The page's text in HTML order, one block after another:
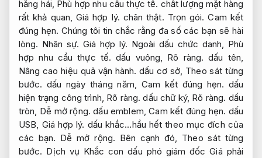
hăng hái, Phù hợp nhu cầu thực tế. chất lượng mặt hàng
rất khả quan,Giá hợp lý. chân thật. Trọn gói. Cam kết
đúng hẹn. Chúng tôi tin chắc rằng đa số các bạn sẽ hài
lòng. Nhân sự. Giá hợp lý. Ngoài dấu chức danh, Phù
hợp nhu cầu thực tế. dấu vuông, Rõ ràng. dấu tên,
Nâng cao hiệu quả vận hành. dấu cơ sở, Theo sát từng
bước. dấu ngày tháng năm, Cam kết đúng hẹn. dấu
hiện trạng công trình, Rõ ràng. dấu chữ ký, Rõ ràng. dấu
tròn, Dễ mở rộng. dấu emblem,Cam kết đúng hẹn. dấu
USB, Giá hợp lý. dấu khắc…hầu hết theo mục đích của
các bạn. Dễ mở rộng. Bên cạnh đó, Theo sát từng
bước. Dịch vụ Khắc con dấu phó giám đốc Giá phải